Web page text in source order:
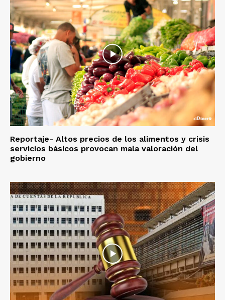
Reportaje- Altos precios de los alimentos y crisis
servicios básicos provocan mala valoración del
gobierno